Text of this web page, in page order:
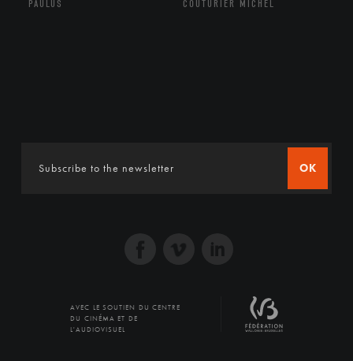
PAULUS
COUTURIER MICHEL
OK
AVEC LE SOUTIEN DU CENTRE
DU CINÉMA ET DE
L'AUDIOVISUEL